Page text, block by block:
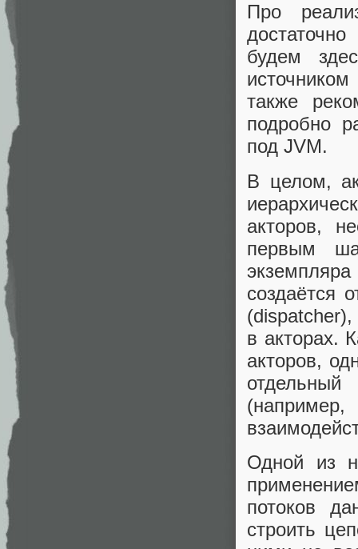
Про
будем
также
подробно
под JVM.
В целом,
акторов,
первым
создаётся
в акторах.
акторов,
отдельный
Одной из
потоков
строить